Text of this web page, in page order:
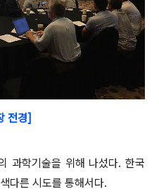
전경]
과학기술을 위해 나섰다. 한국
다른 시도를 통해서다.